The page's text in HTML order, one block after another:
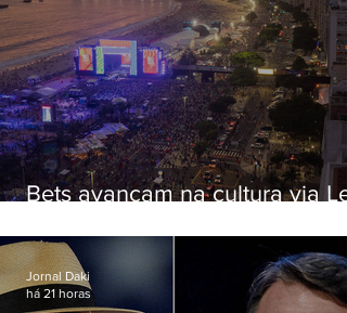
Bets avançam na cultura via Lei
artistas
Jornal Daki
há 21 horas